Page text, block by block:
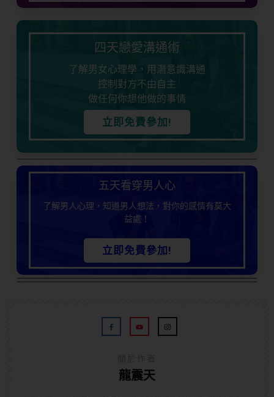
四天戀愛溝通術
了解男女心理學，用潛意識溝通
控制對方不由自主
做任何你想他做的事情
立即免費參加!
五天看穿男人心
了解男人心理，知道男人想法，對你的感情有莫大
益處！
立即免費參加!
龍震天